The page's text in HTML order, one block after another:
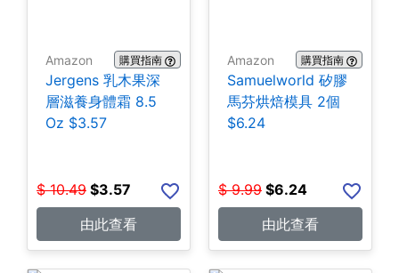
Amazon 購買指南
Jergens 乳木果深
層滋養身體霜 8.5
Oz $3.57
$ 10.49 $3.57
由此查看
Amazon 購買指南
Samuelworld 矽膠
馬芬烘焙模具 2個
$6.24
$ 9.99 $6.24
由此查看